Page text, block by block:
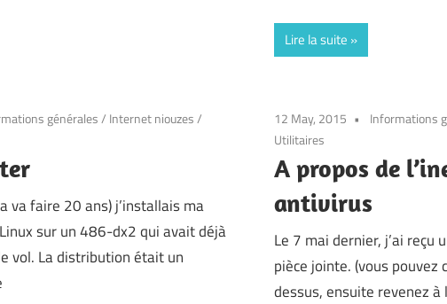
Lire la suite
générales/ Internet niouzes/
va faire 20 ans) j’installais ma
sur un 486-dx2 qui avait déjà
vol. La distribution était un
12 May, 2015 Informations
Utilitaires
A propos de
antivirus
Le 7 mai dernier, j’ai reçu
pièce jointe. (vous pouvez
dessus, ensuite revenez